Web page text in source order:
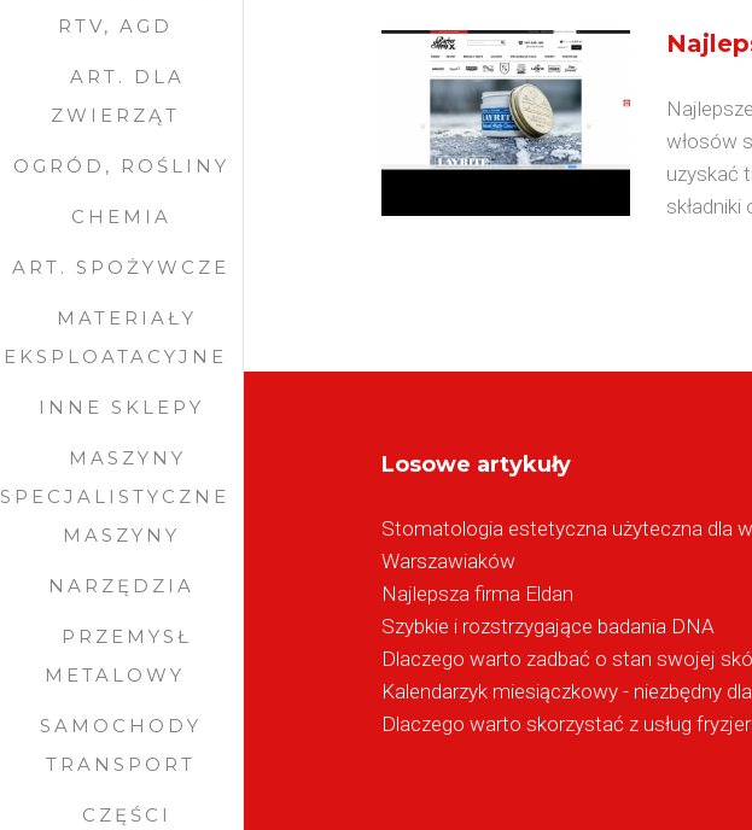
RTV, AGD
ART. DLA
ZWIERZĄT
OGRÓD, ROŚLINY
CHEMIA
ART. SPOŻYWCZE
MATERIAŁY
EKSPLOATACYJNE
INNE SKLEPY
MASZYNY
SPECJALISTYCZNE
MASZYNY
NARZĘDZIA
PRZEMYSŁ
METALOWY
SAMOCHODY
TRANSPORT
CZĘŚCI
włosów
uzyskać
składniki
Losowe artykuły
Stomatologia estetyczna użyteczna dla
Warszawiaków
Najlepsza firma Eldan
Szybkie i rozstrzygające badania DNA
Dlaczego warto zadbać o stan swojej
Kalendarzyk miesiączkowy - niezbędny
Dlaczego warto skorzystać z usług